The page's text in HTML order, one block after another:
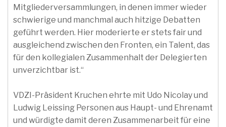
Mitgliederversammlungen, in denen immer wieder
schwierige und manchmal auch hitzige Debatten
geführt werden. Hier moderierte er stets fair und
ausgleichend zwischen den Fronten, ein Talent, das
für den kollegialen Zusammenhalt der Delegierten
unverzichtbar ist.“
VDZI-Präsident Kruchen ehrte mit Udo Nicolay und
Ludwig Leissing Personen aus Haupt- und Ehrenamt
und würdigte damit deren Zusammenarbeit für eine